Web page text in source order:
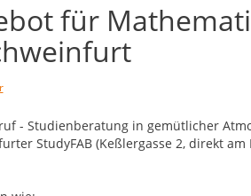
für
- Studienberatung in gemütlicher
StudyFAB (Keßlergasse 2, direkt